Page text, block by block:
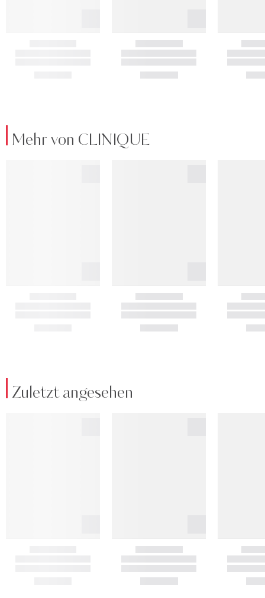
Mehr von CLINIQUE
Zuletzt angesehen